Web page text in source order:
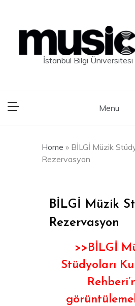
content
İstanbul Bilgi Üniversitesi
Menu
Home » BİLGİ Müzik
Rezervasyon
BİLGİ Müzik
Rezervasyon
>>BİLGİ
Stüdyoları